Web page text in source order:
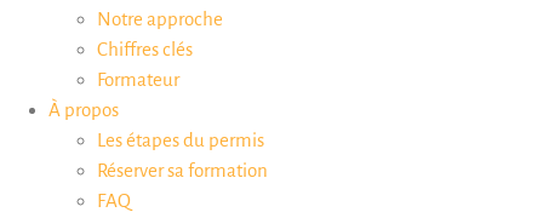
Notre approche
Chiffres clés
Formateur
À propos
Les étapes du permis
Réserver sa formation
FAQ